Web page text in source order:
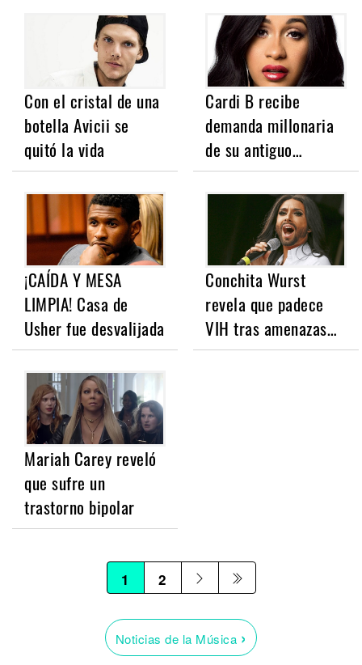
Con el cristal de una
botella Avicii se
quitó la vida
Cardi B recibe
demanda millonaria
de su antiguo…
¡CAÍDA Y MESA
LIMPIA! Casa de
Usher fue desvalijada
Conchita Wurst
revela que padece
VIH tras amenazas…
Mariah Carey reveló
que sufre un
trastorno bipolar
1 2
Noticias de la Música ›